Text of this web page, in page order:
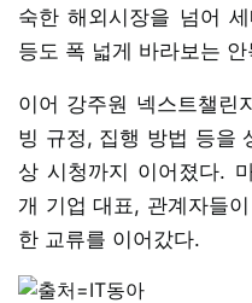
숙한 해외시장을 넘어
등도 폭 넓게 바라보는
이어 강주원 넥스트챌린
빙 규정, 집행 방법 등을
상 시청까지 이어졌다.
개 기업 대표, 관계자들
한 교류를 이어갔다.